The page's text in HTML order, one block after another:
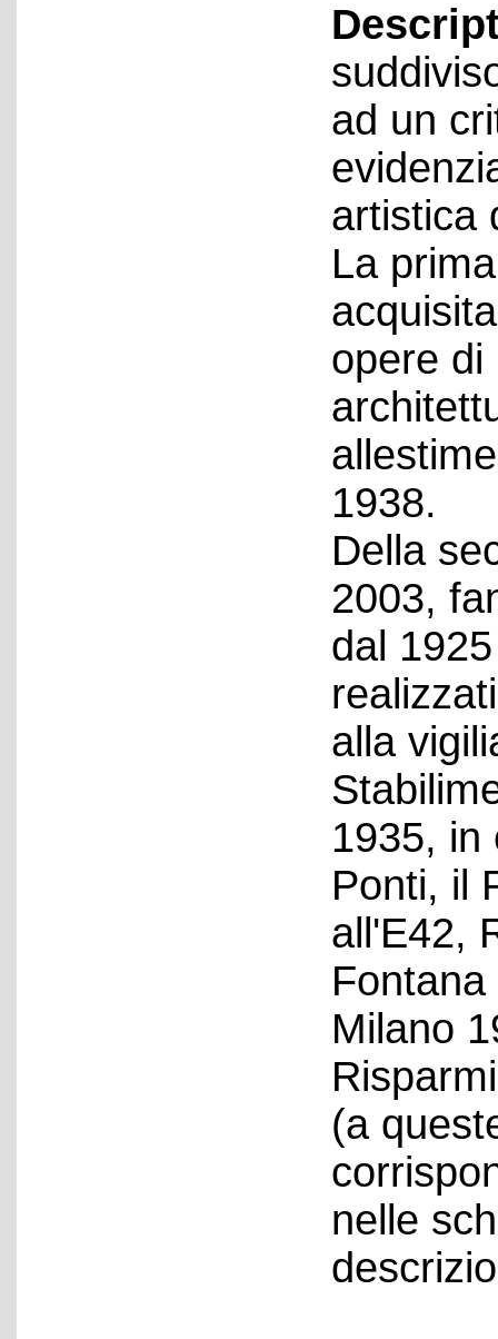
ad un
artistica
La
opere di
1938.
Della
2003,
dal
alla
1935, in
Ponti, il
all'E42,
Milano
(a
nelle